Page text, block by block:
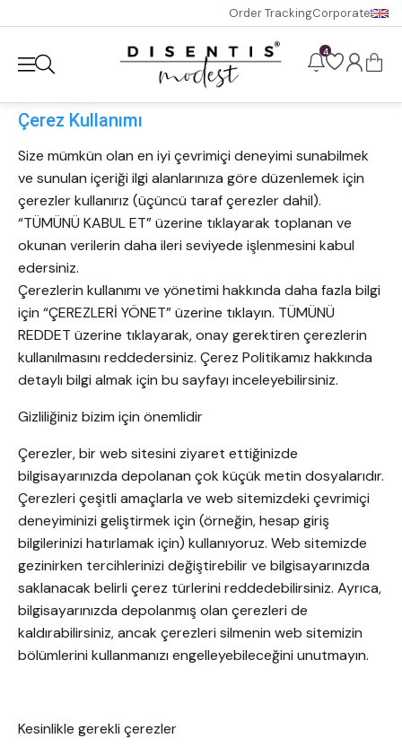
Order TrackingCorporate
4
Çerez Kullanımı
Size mümkün olan en iyi çevrimiçi deneyimi sunabilmek
ve sunulan içeriği ilgi alanlarınıza göre düzenlemek için
çerezler kullanırız (üçüncü taraf çerezler dahil).
“TÜMÜNÜ KABUL ET” üzerine tıklayarak toplanan ve
okunan verilerin daha ileri seviyede işlenmesini kabul
edersiniz.
Çerezlerin kullanımı ve yönetimi hakkında daha fazla bilgi
için “ÇEREZLERİ YÖNET” üzerine tıklayın. TÜMÜNÜ
REDDET üzerine tıklayarak, onay gerektiren çerezlerin
kullanılmasını reddedersiniz. Çerez Politikamız hakkında
detaylı bilgi almak için bu sayfayı inceleyebilirsiniz.
Gizliliğiniz bizim için önemlidir
Çerezler, bir web sitesini ziyaret ettiğinizde
bilgisayarınızda depolanan çok küçük metin dosyalarıdır.
Çerezleri çeşitli amaçlarla ve web sitemizdeki çevrimiçi
deneyiminizi geliştirmek için (örneğin, hesap giriş
bilgilerinizi hatırlamak için) kullanıyoruz. Web sitemizde
gezinirken tercihlerinizi değiştirebilir ve bilgisayarınızda
saklanacak belirli çerez türlerini reddedebilirsiniz. Ayrıca,
bilgisayarınızda depolanmış olan çerezleri de
kaldırabilirsiniz, ancak çerezleri silmenin web sitemizin
bölümlerini kullanmanızı engelleyebileceğini unutmayın.
Kesinlikle gerekli çerezler